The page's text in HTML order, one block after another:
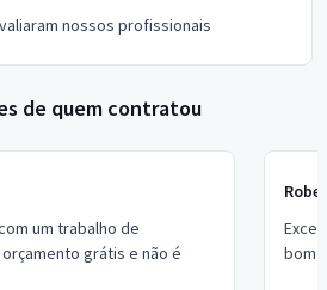
nossos profissionais
de quem contratou
um trabalho de
grátis e não é
bom